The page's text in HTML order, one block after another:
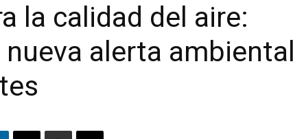
la calidad del aire:
nueva alerta